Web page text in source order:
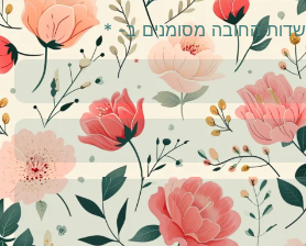
שדות החובה מסומנים ב- *